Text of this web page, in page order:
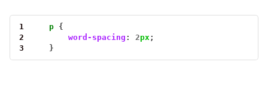
1 p
2
word-spacing : 2px
3
    }